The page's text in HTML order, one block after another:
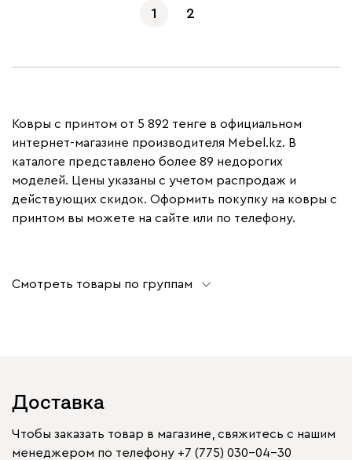
1 2
Ковры с принтом от 5 892 тенге в официальном
интернет-магазине производителя Mebel.kz. В
каталоге представлено более 89 недорогих
моделей. Цены указаны с учетом распродаж и
действующих скидок. Оформить покупку на ковры с
принтом вы можете на сайте или по телефону.
Смотреть товары по группам
Доставка
Чтобы заказать товар в магазине, свяжитесь с нашим
менеджером по телефону +7 (775) 030-04-30